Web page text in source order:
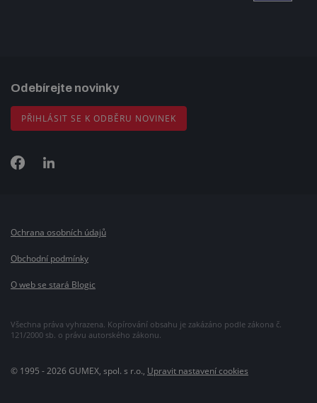
Odebírejte novinky
PŘIHLÁSIT SE K ODBĚRU NOVINEK
Všechna práva vyhrazena. Kopírování obsahu je zakázáno podle zákona č.
121/2000 sb. o právu autorského zákonu.
Ochrana osobních údajů
Obchodní podmínky
O web se stará Blogic
© 1995 - 2026 GUMEX, spol. s r.o., Upravit nastavení cookies